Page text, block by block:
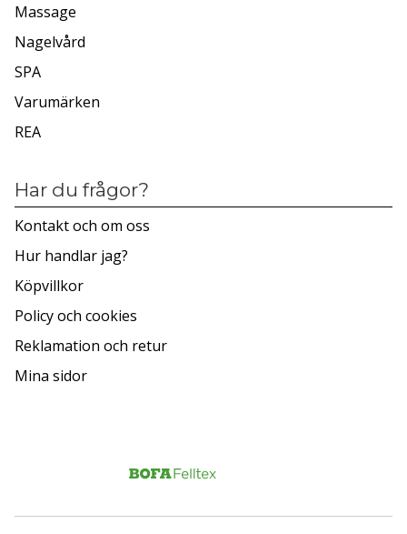
Massage
Nagelvård
SPA
Varumärken
REA
Har du frågor?
Kontakt och om oss
Hur handlar jag?
Köpvillkor
Policy och cookies
Reklamation och retur
Mina sidor